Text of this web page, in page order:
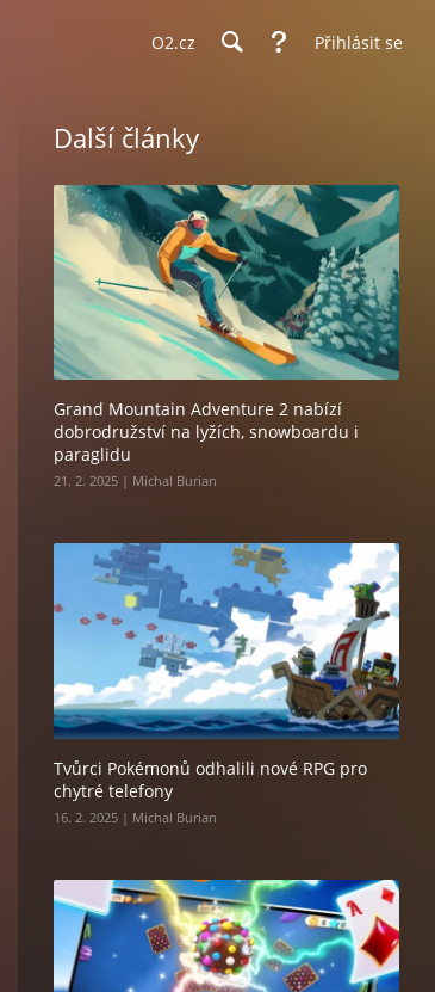
O2.cz Přihlásit se
Další články
Grand Mountain Adventure 2 nabízí
dobrodružství na lyžích, snowboardu i
paraglidu
21. 2. 2025 | Michal Burian
Tvůrci Pokémonů odhalili nové RPG pro
chytré telefony
16. 2. 2025 | Michal Burian